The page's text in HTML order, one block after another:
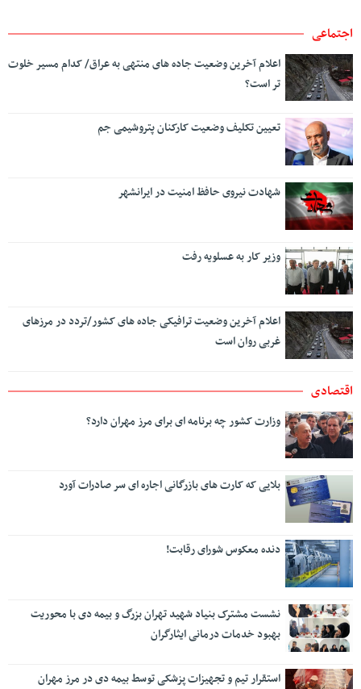
اجتماعی
اعلام آخرین وضعیت جاده های منتهی به عراق/ کدام مسیر خلوت
تر است؟
تعیین تکلیف وضعیت کارکنان پتروشیمی جم
شهادت نیروی حافظ امنیت در ایرانشهر
وزیر کار به عسلویه رفت
اعلام آخرین وضعیت ترافیکی جاده های کشور/تردد در مرزهای
غربی روان است
اقتصادی
وزارت کشور چه برنامه ای برای مرز مهران دارد؟
بلایی که کارت های بازرگانی اجاره ای سر صادرات آورد
دنده معکوس شورای رقابت!
نشست مشترک بنیاد شهید تهران بزرگ و بیمه دی با محوریت
بهبود خدمات درمانی ایثارگران
استقرار تیم و تجهیزات پزشکی توسط بیمه دی در مرز مهران